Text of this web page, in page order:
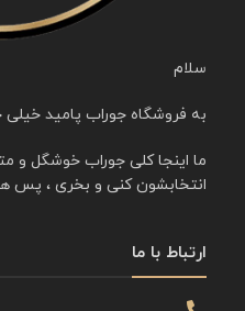
سلام
به فروشگاه جوراب پامید
ما اینجا کلی جوراب خوشگل و
انتخابشون کنی و بخری ، پس
ارتباط با ما